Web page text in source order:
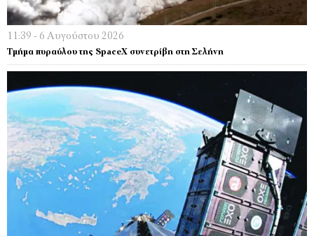
11:39 - 6 Αυγούστου 2026
Τμήμα πυραύλου της SpaceX συνετρίβη στη Σελήνη